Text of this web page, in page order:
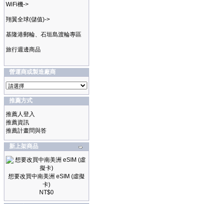
WiFi機->
翔翼全球(儲值)->
基隆港郵輪、石垣島渡輪專區
旅行週邊商品
營運商或製造廠商
推薦方式
推薦人登入
推薦資訊
推薦計畫問與答
新上架商品
想要改買中南美洲 eSIM (虛擬
卡)
NT$0